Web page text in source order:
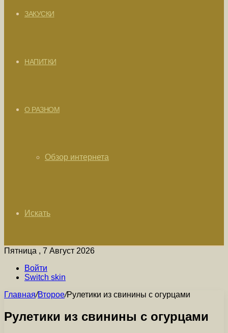
ЗАКУСКИ
НАПИТКИ
О РАЗНОМ
Обзор интернета
Искать
Пятница , 7 Август 2026
Войти
Switch skin
Главная/Второе/Рулетики из свинины с огурцами
Рулетики из свинины с огурцами